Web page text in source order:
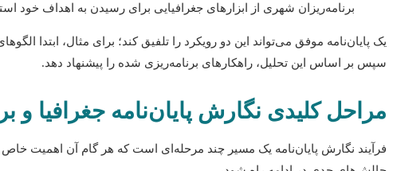
برنامه‌ریزان شهری از ابزارهای جغرافیایی برای رسیدن به اهداف خود
یک پایان‌نامه موفق می‌تواند این دو رویکرد را تلفیق کند؛ برای مثال، ابتدا
سپس بر اساس این تحلیل، راهکارهای برنامه‌ریزی شده را پیشنهاد دهد.
مراحل کلیدی نگارش پایان‌نامه جغرافیا و
فرآیند نگارش پایان‌نامه یک مسیر چند مرحله‌ای است که هر گام آن اهمیت خاص